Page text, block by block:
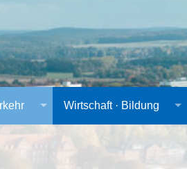
Wirtschaft · Bildung